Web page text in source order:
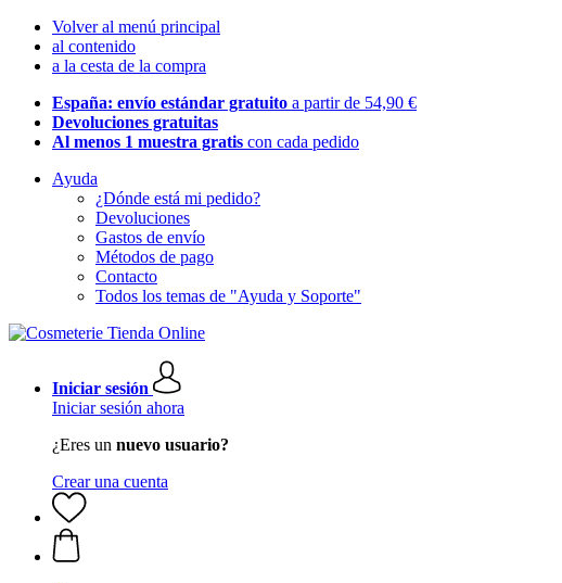
Volver al menú principal
al contenido
a la cesta de la compra
España: envío estándar gratuito a partir de 54,90 €
Devoluciones gratuitas
Al menos 1 muestra gratis con cada pedido
Ayuda
¿Dónde está mi pedido?
Devoluciones
Gastos de envío
Métodos de pago
Contacto
Todos los temas de "Ayuda y Soporte"
Iniciar sesión
Iniciar sesión ahora
¿Eres un nuevo usuario?
Crear una cuenta